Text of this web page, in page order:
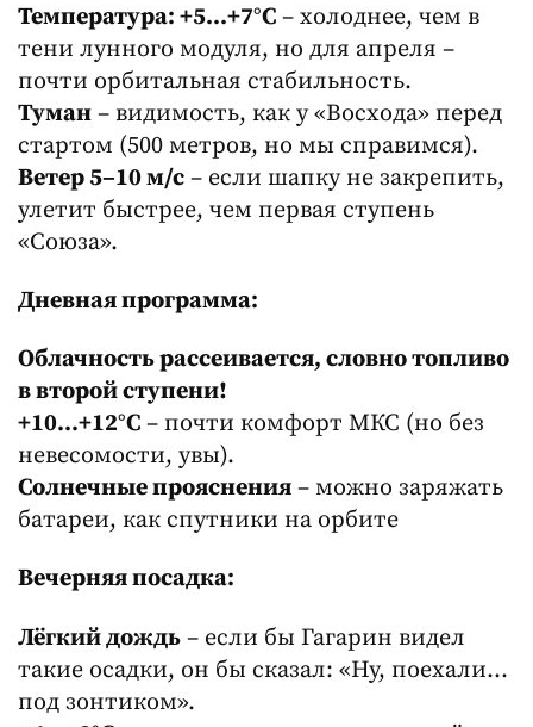
Температура: +5…+7°C – холоднее, чем в
тени лунного модуля, но для апреля –
почти орбитальная стабильность.
Туман – видимость, как у «Восхода» перед
стартом (500 метров, но мы справимся).
Ветер 5–10 м/с – если шапку не закрепить,
улетит быстрее, чем первая ступень
«Союза».
Дневная программа:
Облачность рассеивается, словно топливо
в второй ступени!
+10…+12°C – почти комфорт МКС (но без
невесомости, увы).
Солнечные прояснения – можно заряжать
батареи, как спутники на орбите
Вечерняя посадка:
Лёгкий дождь – если бы Гагарин видел
такие осадки, он бы сказал: «Ну, поехали…
под зонтиком».